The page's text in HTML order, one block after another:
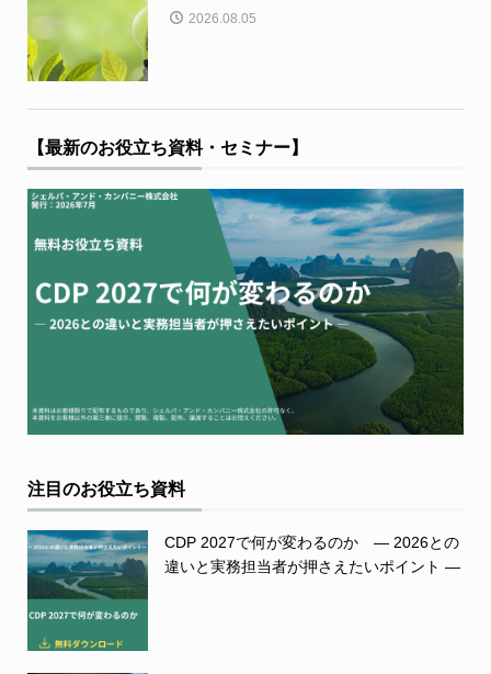
2026.08.05
【最新のお役立ち資料・セミナー】
注目のお役立ち資料
CDP 2027で何が変わるのか ― 2026との
違いと実務担当者が押さえたいポイント ―